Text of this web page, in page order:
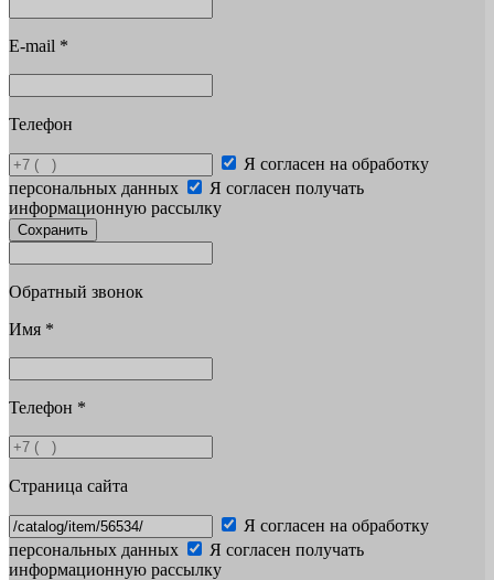
E-mail *
Телефон
Я согласен на обработку
персональных данных
Я согласен получать
информационную рассылку
Сохранить
Обратный звонок
Имя *
Телефон *
Страница сайта
Я согласен на обработку
персональных данных
Я согласен получать
информационную рассылку